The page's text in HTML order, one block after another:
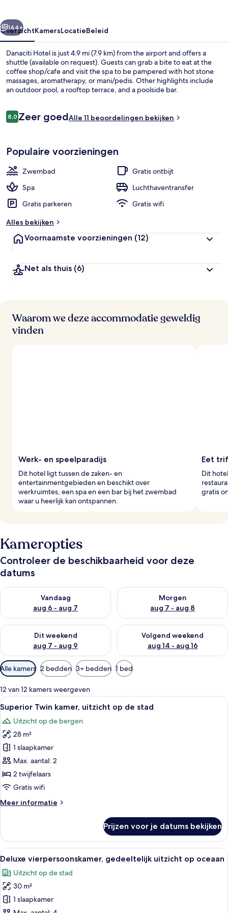
Volgende
144+
OverzichtKamersLocatieBeleid
Danaciti Hotel is just 4.9 mi (7.9 km) from the airport and offers a
shuttle (available on request). Guests can grab a bite to eat at the
coffee shop/cafe and visit the spa to be pampered with hot stone
massages, aromatherapy, or mani/pedis. Other highlights include
an outdoor pool, a rooftop terrace, and a poolside bar.
Beoordelingen
8,08,0 op 10 –
Zeer goedAlle 11 beoordelingen bekijken
Populaire voorzieningen
Zwembad
Gratis ontbijt
Spa
Luchthaventransfer
Gratis parkeren
Gratis wifi
Alles bekijken
Voornaamste voorzieningen (12)
Net als thuis (6)
Waarom we deze accommodatie geweldig
vinden
Werk- en speelparadijs
Dit hotel ligt tussen de zaken- en
entertainmentgebieden en beschikt over
werkruimtes, een spa en een bar bij het zwembad
waar u heerlijk kan ontspannen.
Eet
Dit
gratis
Kameropties
Controleer de beschikbaarheid voor deze
datums
Vandaag
aug 6 - aug 7
De beschikbaarheid controleren voor vanavond aug 6 - aug 7
Morgen
aug 7 - aug 8
De beschikbaarheid
Dit weekend
aug 7 - aug 9
De beschikbaarheid controleren voor dit weekend aug 7 -
Volgend weekend
aug 14 - aug 16
De beschikbaarheid
Beschikbare
filters
voor
kamers
Alle kamers 2 bedden 3+ bedden 1 bed
12 van 12 kamers weergeven
Alle
foto's
voor
Superior
Twin
kamer,
uitzicht
op
stad
Een hotelkamer met twee enkele
8
Superior Twin kamer, uitzicht op de stad
Uitzicht op de bergen
28 m²
1 slaapkamer
Max. aantal: 2
2 twijfelaars
Gratis wifi
Meer informatie
Meer
Twin
kamer,
uitzicht
de
stad
Prijzen voor je datums bekijken
Alle
foto's
voor
Deluxe
vierpersoonskamer,
Een hotelkamer met twee bedden,
17
Deluxe vierpersoonskamer, gedeeltelijk uitzicht op oceaan
Uitzicht op de stad
30 m²
1 slaapkamer